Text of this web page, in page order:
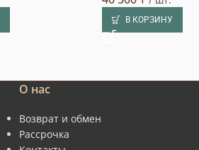
В КОРЗИНУ
О нас
Возврат и обмен
Рассрочка